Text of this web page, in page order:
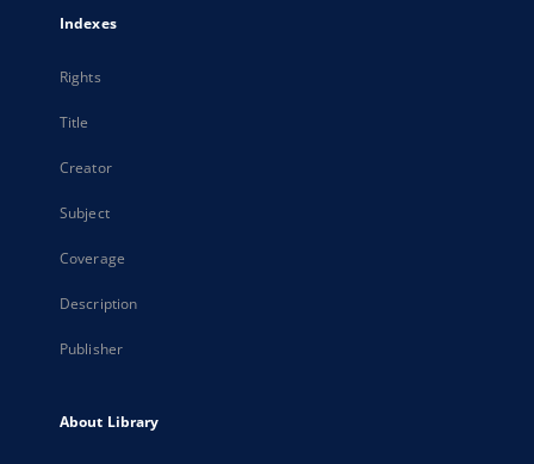
Indexes
Rights
Title
Creator
Subject
Coverage
Description
Publisher
About Library